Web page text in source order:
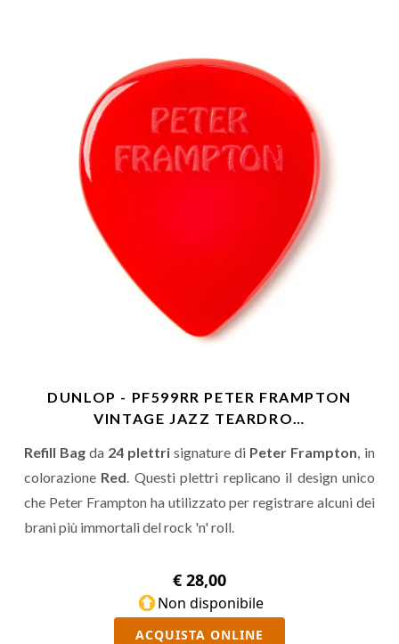
DUNLOP - PF599RR PETER FRAMPTON
VINTAGE JAZZ TEARDRO…
Refill Bag da 24 plettri signature di Peter Frampton, in
colorazione Red. Questi plettri replicano il design unico
che Peter Frampton ha utilizzato per registrare alcuni dei
brani più immortali del rock 'n' roll.
€ 28,00
Non disponibile
ACQUISTA ONLINE